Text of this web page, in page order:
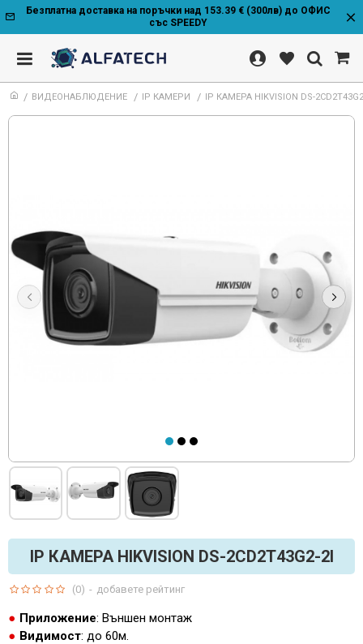
Безплатна доставка на поръчки над 153.39 € (300лв) до ОФИС
със SPEEDY
ВИДЕОНАБЛЮДЕНИЕ IP КАМЕРИ IP КАМЕРА HIKVISION DS-
IP КАМЕРА HIKVISION DS-2CD2T43G2-2I
Приложение: Външен монтаж
Видимост: до 60м.
(0) - добавете рейтинг